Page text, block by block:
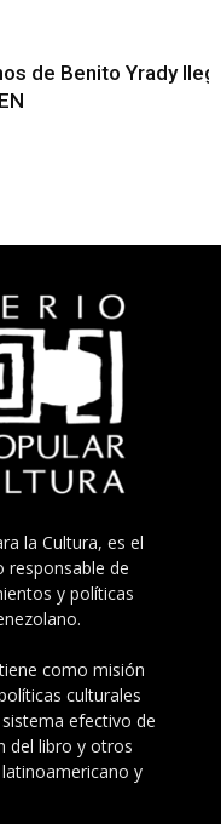
de Benito Yrady
la Cultura, es el
responsable de
y políticas
como misión
culturales
efectivo de
del libro y otros
y